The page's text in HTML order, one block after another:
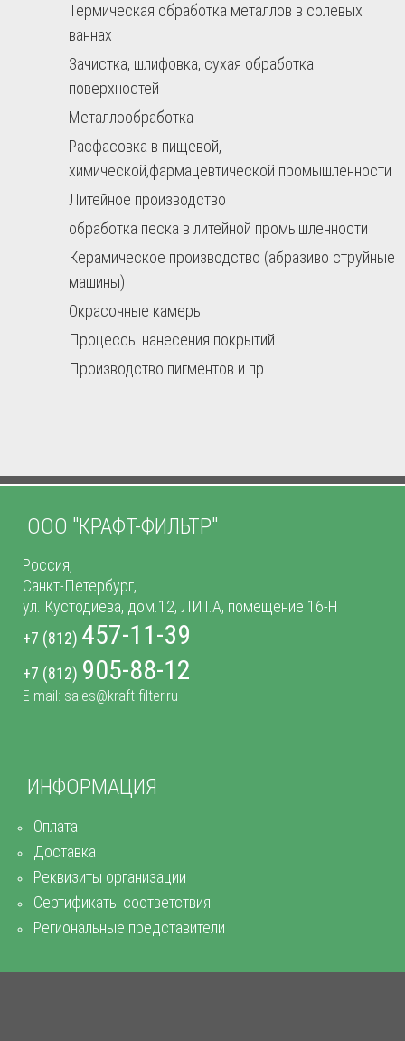
Термическая обработка металлов в солевых
ваннах
Зачистка, шлифовка, сухая обработка
поверхностей
Металлообработка
Расфасовка в пищевой,
химической,фармацевтической промышленности
Литейное производство
обработка песка в литейной промышленности
Керамическое производство (абразиво струйные
машины)
Окрасочные камеры
Процессы нанесения покрытий
Производство пигментов и пр.
ИНФОРМАЦИЯ
Оплата
Доставка
Реквизиты организации
Сертификаты соответствия
Региональные представители
ООО "КРАФТ-ФИЛЬТР"
Россия,
Санкт-Петербург,
ул. Кустодиева, дом.12, ЛИТ.А, помещение 16-Н
+7 (812) 457-11-39
+7 (812) 905-88-12
E-mail: sales@kraft-filter.ru